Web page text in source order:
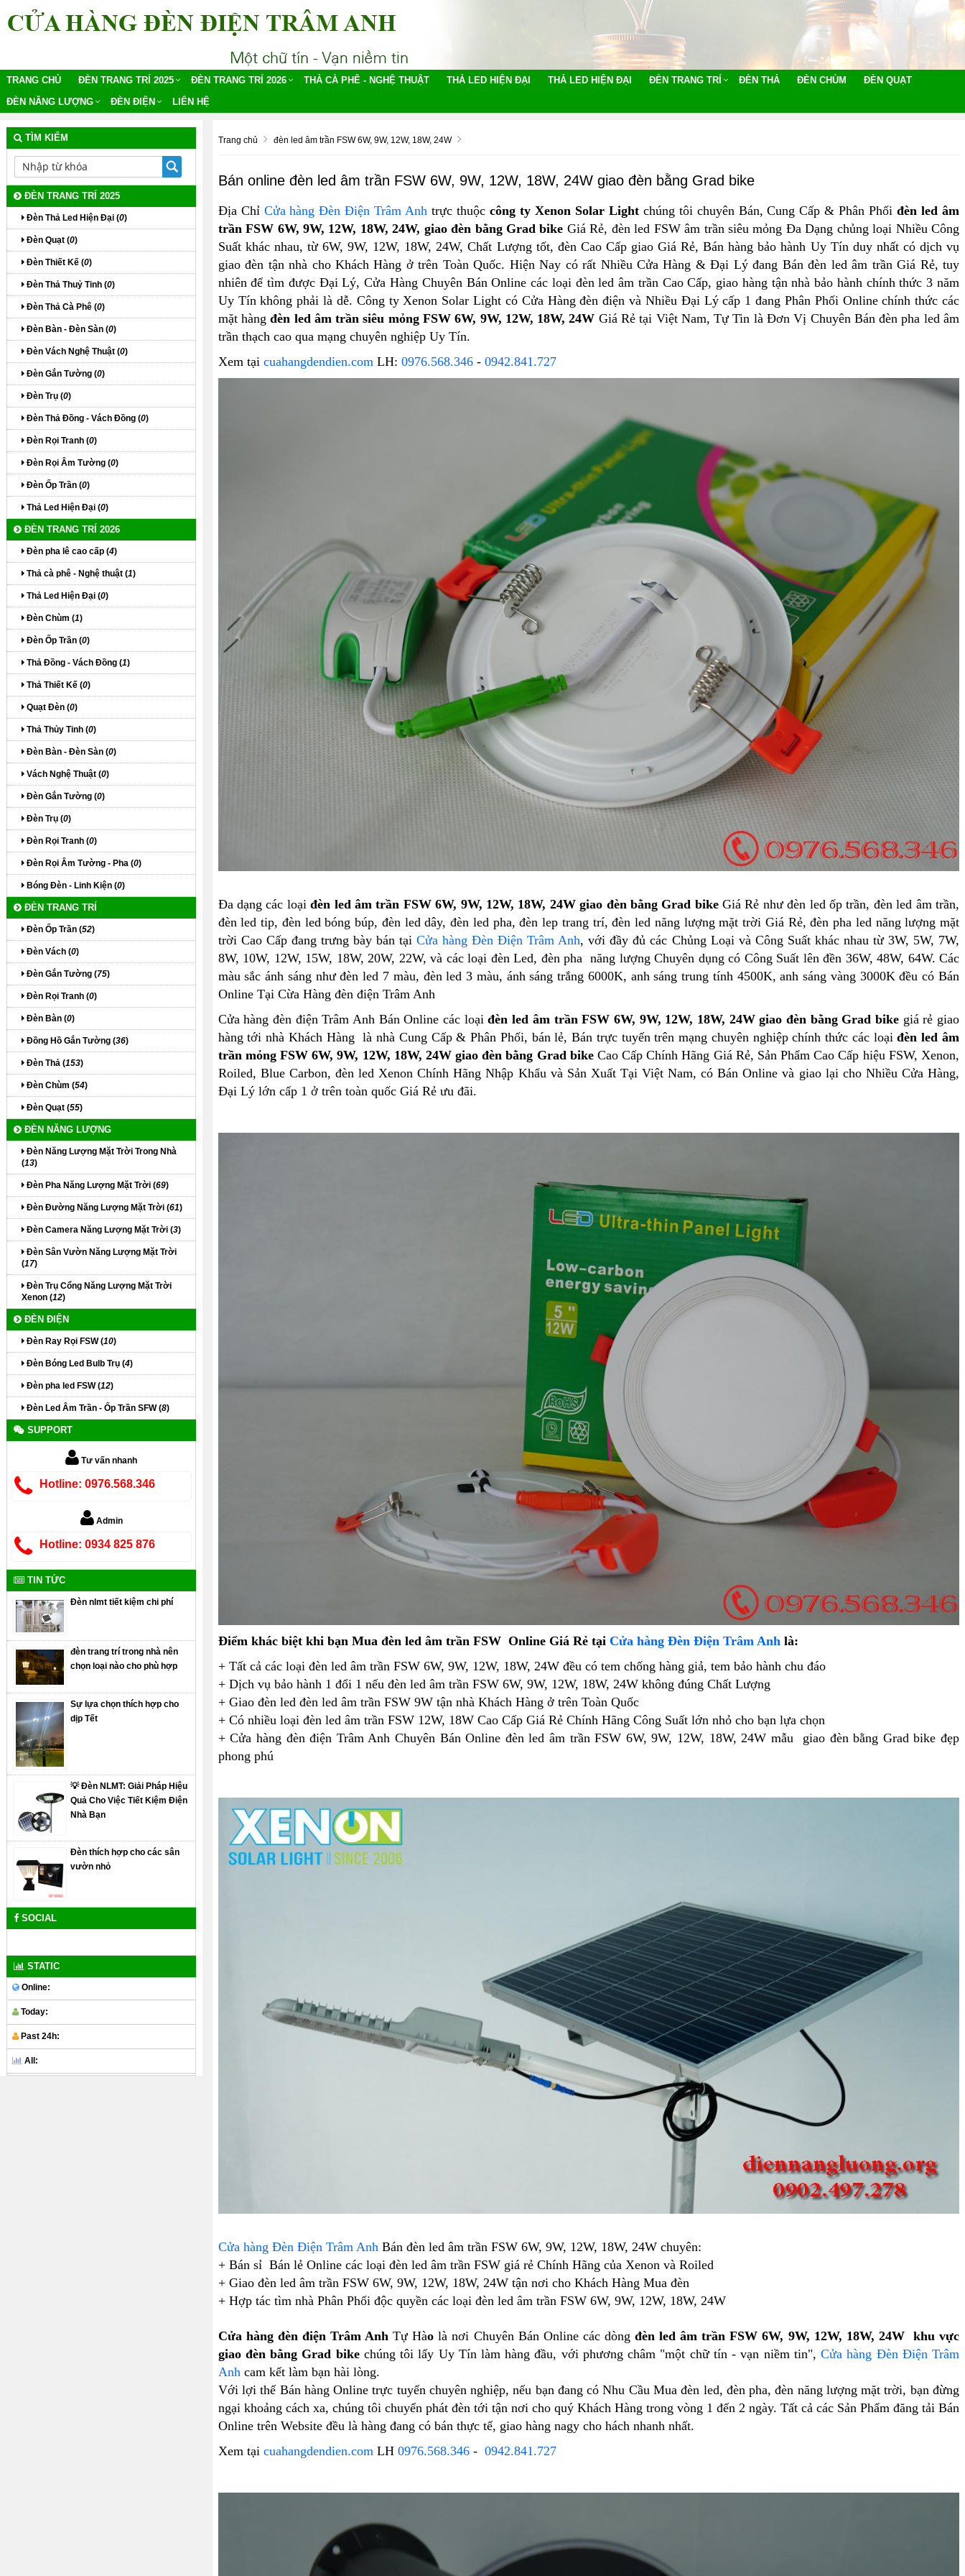
TRANG CHỦ ĐÈN TRANG TRÍ 2025 ĐÈN TRANG TRÍ 2026 THẢ CÀ PHÊ - NGHỆ THUẬT THẢ LED HIỆN ĐẠI THẢ LED HIỆN ĐẠI ĐÈN TRANG TRÍ ĐÈN THẢ ĐÈN CHÙM
ĐÈN QUẠT
ĐÈN NĂNG LƯỢNG
ĐÈN ĐIỆN LIÊN HỆ
Trang chủ đèn led âm trần FSW 6W, 9W, 12W, 18W, 24W
Bán online đèn led âm trần FSW 6W, 9W, 12W, 18W, 24W giao đèn bằng Grad bike
Địa Chỉ Cửa hàng Đèn Điện Trâm Anhtrực thuộccông ty Xenon Solar Light chúng tôi chuyên Bán, Cung Cấp & Phân Phốiđèn led âm
trần FSW 6W, 9W, 12W, 18W, 24W, giao đèn bằng Grad bike Giá Rẻ, đèn led FSW âm trần siêu mỏng Đa Dạng chủng loại Nhiều Công
Suất khác nhau, từ 6W, 9W, 12W, 18W, 24W, Chất Lượng tốt, đèn Cao Cấp giao Giá Rẻ, Bán hàng bảo hành Uy Tín duy nhất có dịch vụ
giao đèn tận nhà cho Khách Hàng ở trên Toàn Quốc. Hiện Nay có rất Nhiều Cửa Hàng & Đại Lý đang Bán đèn led âm trần Giá Rẻ, tuy
nhiên để tìm được Đại Lý, Cửa Hàng Chuyên Bán Online các loại đèn led âm trần Cao Cấp, giao hàng tận nhà bảo hành chính thức 3 năm
Uy Tín không phải là dễ. Công ty Xenon Solar Light có Cửa Hàng đèn điện và Nhiều Đại Lý cấp 1 đang Phân Phối Online chính thức các
mặt hàngđèn led âm trần siêu mỏng FSW6W, 9W, 12W, 18W, 24W Giá Rẻ tại Việt Nam, Tự Tin là Đơn Vị Chuyên Bán đèn pha led âm
trần thạch cao qua mạng chuyên nghiệp Uy Tín.
Xem tại cuahangdendien.comLH: 0976.568.346- 0942.841.727
Đa dạng các loạiđèn led âm trần FSW 6W, 9W, 12W, 18W, 24W giao đèn bằng Grad bikeGiá Rẻ như đèn led ốp trần, đèn led âm trần,
đèn led tip, đèn led bóng búp, đèn led dây, đèn led pha, đèn lep trang trí, đèn led năng lượng mặt trời Giá Rẻ, đèn pha led năng lượng mặt
trời Cao Cấp đang trưng bày bán tạiCửa hàng Đèn Điện Trâm Anh, với đầy đủ các Chủng Loại và Công Suất khác nhau từ 3W, 5W, 7W,
8W, 10W, 12W, 15W, 18W, 20W, 22W, và các loại đèn Led, đèn pha năng lượng Chuyên dụng có Công Suất lên đền 36W, 48W, 64W. Các
màu sắc ánh sáng như đèn led 7 màu, đèn led 3 màu, ánh sáng trắng 6000K, anh sáng trung tính 4500K, anh sáng vàng 3000K đều có Bán
Online Tại Cừa Hàng đèn điện Trâm Anh
Cửa hàng đèn điện Trâm Anh Bán Online các loạiđèn led âm trần FSW 6W, 9W, 12W, 18W, 24W giao đèn bằng Grad bike giá rẻ giao
hàng tới nhà Khách Hàng là nhà Cung Cấp & Phân Phối, bán lẻ, Bán trực tuyến trên mạng chuyên nghiệp chính thức các loạiđèn led âm
trần mỏng FSW 6W, 9W, 12W, 18W, 24W giao đèn bằng Grad bikeCao Cấp Chính Hãng Giá Rẻ, Sản Phẩm Cao Cấp hiệu FSW, Xenon,
Roiled, Blue Carbon, đèn led Xenon Chính Hãng Nhập Khẩu và Sản Xuất Tại Việt Nam, có Bán Online và giao lại cho Nhiều Cửa Hàng,
Đại Lý lớn cấp 1 ở trên toàn quốc Giá Rẻ ưu đãi.
Điểm khác biệt khi bạn Mua đèn led âm trần FSW Online Giá Rẻ tại Cửa hàng Đèn Điện Trâm Anhlà:
+ Tất cả các loại đèn led âm trần FSW 6W, 9W, 12W, 18W, 24W đều có tem chống hàng giả, tem bảo hành chu đáo
+ Dịch vụ bảo hành 1 đổi 1 nếu đèn led âm trần FSW 6W, 9W, 12W, 18W, 24W không đúng Chất Lượng
+ Giao đèn led đèn led âm trần FSW 9W tận nhà Khách Hàng ở trên Toàn Quốc
+ Có nhiều loại đèn led âm trần FSW 12W, 18W Cao Cấp Giá Rẻ Chính Hãng Công Suất lớn nhỏ cho bạn lựa chọn
+ Cửa hàng đèn điện Trâm Anh Chuyên Bán Online đèn led âm trần FSW 6W, 9W, 12W, 18W, 24W mẫu giao đèn bằng Grad bike đẹp
phong phú
Cửa hàng Đèn Điện Trâm AnhBán đèn led âm trần FSW 6W, 9W, 12W, 18W, 24W chuyên:
+ Bán sỉ Bán lẻ Online các loại đèn led âm trần FSW giá rẻ Chính Hãng của Xenon và Roiled
+ Giao đèn led âm trần FSW 6W, 9W, 12W, 18W, 24W tận nơi cho Khách Hàng Mua đèn
+ Hợp tác tìm nhà Phân Phối độc quyền các loại đèn led âm trần FSW 6W, 9W, 12W, 18W, 24W
Cửa hàng đèn điện Trâm AnhTự Hàolà nơi Chuyên Bán Online các dòng đèn led âm trần FSW 6W, 9W, 12W, 18W, 24W khu vực
giao đèn bằng Grad bikechúng tôi lấy Uy Tín làm hàng đầu, với phương châm "một chữ tín - vạn niềm tin",Cửa hàng Đèn Điện Trâm
Anhcam kết làm bạn hài lòng.
Với lợi thế Bán hàng Online trực tuyến chuyên nghiệp, nếu bạn đang có Nhu Cầu Mua đèn led, đèn pha, đèn năng lượng mặt trời, bạn đừng
ngại khoảng cách xa, chúng tôi chuyển phát đèn tới tận nơi cho quý Khách Hàng trong vòng 1 đến 2 ngày. Tất cả các Sản Phẩm đăng tải Bán
Online trên Website đều là hàng đang có bán thực tế, giao hàng nagy cho hách nhanh nhất.
Xem tại cuahangdendien.comLH 0976.568.346- 0942.841.727
TÌM KIẾM
ĐÈN TRANG TRÍ 2025
Đèn Thả Led Hiện Đại (0)
Đèn Quạt (0)
Đèn Thiết Kế (0)
Đèn Thả Thuỷ Tinh (0)
Đèn Thả Cà Phê (0)
Đèn Bàn - Đèn Sàn (0)
Đèn Vách Nghệ Thuật (0)
Đèn Gắn Tường (0)
Đèn Trụ (0)
Đèn Thả Đồng - Vách Đồng (0)
Đèn Rọi Tranh (0)
Đèn Rọi Âm Tường (0)
Đèn Ốp Trần (0)
Thả Led Hiện Đại (0)
ĐÈN TRANG TRÍ 2026
Đèn pha lê cao cấp (4)
Thả cà phê - Nghệ thuật (1)
Thả Led Hiện Đại (0)
Đèn Chùm (1)
Đèn Ốp Trần (0)
Thả Đồng - Vách Đồng (1)
Thả Thiết Kế (0)
Quạt Đèn (0)
Thả Thủy Tinh (0)
Đèn Bàn - Đèn Sàn (0)
Vách Nghệ Thuật (0)
Đèn Gắn Tường (0)
Đèn Trụ (0)
Đèn Rọi Tranh (0)
Đèn Rọi Âm Tường - Pha (0)
Bóng Đèn - Linh Kiện (0)
ĐÈN TRANG TRÍ
Đèn Ốp Trần (52)
Đèn Vách (0)
Đèn Gắn Tường (75)
Đèn Rọi Tranh (0)
Đèn Bàn (0)
Đồng Hồ Gắn Tường (36)
Đèn Thả (153)
Đèn Chùm (54)
Đèn Quạt (55)
ĐÈN NĂNG LƯỢNG
Đèn Năng Lượng Mặt Trời Trong Nhà
(13)
Đèn Pha Năng Lượng Mặt Trời (69)
Đèn Đường Năng Lượng Mặt Trời (61)
Đèn Camera Năng Lượng Mặt Trời (3)
Đèn Sân Vườn Năng Lượng Mặt Trời
(17)
Đèn Trụ Cổng Năng Lượng Mặt Trời
Xenon (12)
ĐÈN ĐIỆN
Đèn Ray Rọi FSW (10)
Đèn Bóng Led Bulb Trụ (4)
Đèn pha led FSW (12)
Đèn Led Âm Trần - Ốp Trần SFW (8)
SUPPORT
Tư vấn nhanh
Hotline: 0976.568.346
Admin
Hotline: 0934 825 876
TIN TỨC
Đèn nlmt tiết kiệm chi phí
đèn trang trí trong nhà nên
chọn loại nào cho phù hợp
Sự lựa chọn thích hợp cho
dịp Tết
💡 Đèn NLMT: Giải Pháp Hiệu
Quả Cho Việc Tiết Kiệm Điện
Nhà Bạn
Đèn thích hợp cho các sân
vườn nhỏ
SOCIAL
STATIC
Online:
Today:
Past 24h:
All: